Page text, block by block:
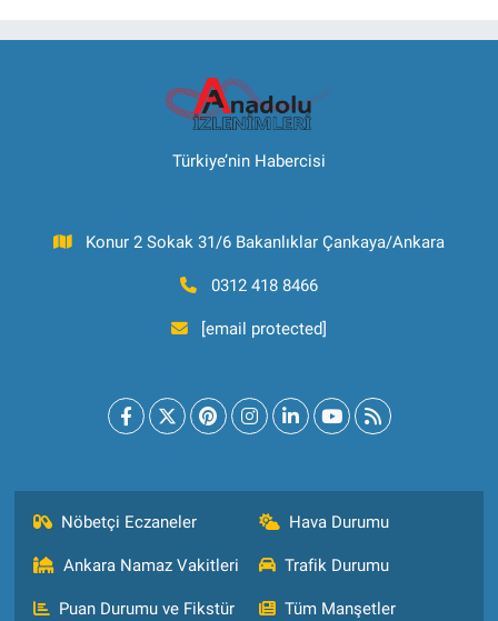
Türkiye’nin Habercisi
Konur 2 Sokak 31/6 Bakanlıklar Çankaya/Ankara
0312 418 8466
[email protected]
Nöbetçi Eczaneler Hava Durumu
Ankara Namaz Vakitleri Trafik Durumu
Puan Durumu ve Fikstür Tüm Manşetler